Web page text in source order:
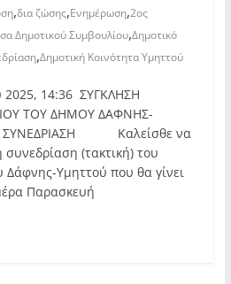
,δια ζώσης,Ενημέρωση,2ος
Δημοτικού Συμβουλίου,Δημοτικό
,Δημοτική Κοινότητα Υμηττού
2025, 14:36 ΣΥΓΚΛΗΣΗ
ΤΟΥ ΔΗΜΟΥ ΔΑΦΝΗΣ-
ΣΥΝΕΔΡΙΑΣΗ Καλείσθε να
(τακτική) του
Δάφνης-Υμηττού που θα γίνει
Παρασκευή